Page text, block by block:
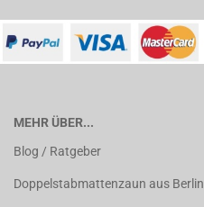
MEHR ÜBER...
Blog / Ratgeber
Doppelstabmattenzaun aus Berlin